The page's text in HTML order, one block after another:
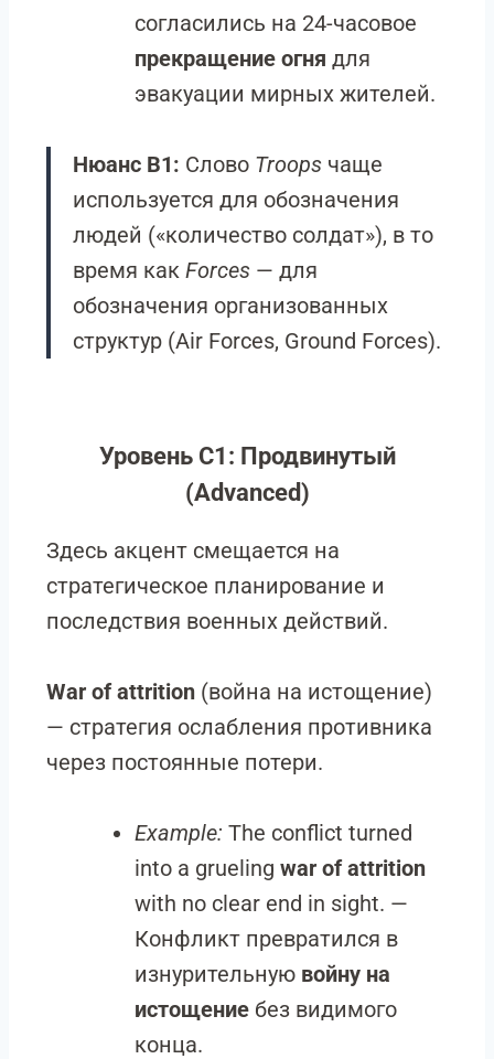
согласились на 24-часовое
прекращение огня для
эвакуации мирных жителей.
Нюанс B1: Слово Troops чаще
используется для обозначения
людей («количество солдат»), в то
время как Forces — для
обозначения организованных
структур (Air Forces, Ground Forces).
Уровень C1: Продвинутый
(Advanced)
Здесь акцент смещается на
стратегическое планирование и
последствия военных действий.
War of attrition (война на истощение)
— стратегия ослабления противника
через постоянные потери.
Example: The conflict turned
into a grueling war of attrition
with no clear end in sight. —
Конфликт превратился в
изнурительную войну на
истощение без видимого
конца.